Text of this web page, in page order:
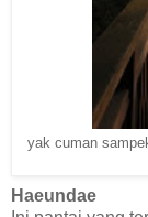
yak cuman
Haeundae